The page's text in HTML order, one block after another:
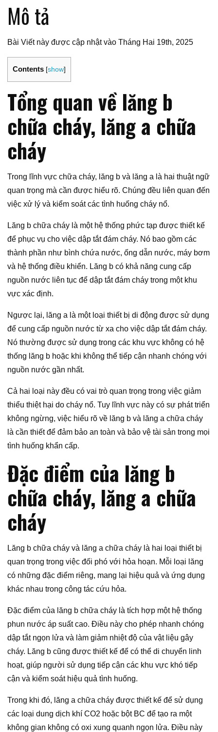
Mô tả
Bài Viết này được cập nhật vào Tháng Hai 19th, 2025
Contents [show]
Tổng quan về lăng b
chữa cháy, lăng a chữa
cháy
Trong lĩnh vực chữa cháy, lăng b và lăng a là hai thuật ngữ
quan trọng mà cần được hiểu rõ. Chúng đều liên quan đến
việc xử lý và kiểm soát các tình huống cháy nổ.
Lăng b chữa cháy là một hệ thống phức tạp được thiết kế
để phục vụ cho việc dập tắt đám cháy. Nó bao gồm các
thành phần như bình chứa nước, ống dẫn nước, máy bơm
và hệ thống điều khiển. Lăng b có khả năng cung cấp
nguồn nước liên tục để dập tắt đám cháy trong một khu
vực xác định.
Ngược lại, lăng a là một loại thiết bị di động được sử dụng
để cung cấp nguồn nước từ xa cho việc dập tắt đám cháy.
Nó thường được sử dụng trong các khu vực không có hệ
thống lăng b hoặc khi không thể tiếp cận nhanh chóng với
nguồn nước gần nhất.
Cả hai loại này đều có vai trò quan trọng trong việc giảm
thiểu thiệt hại do cháy nổ. Tuy lĩnh vực này có sự phát triển
không ngừng, việc hiểu rõ về lăng b và lăng a chữa cháy
là cần thiết để đảm bảo an toàn và bảo vệ tài sản trong mọi
tình huống khẩn cấp.
Đặc điểm của lăng b
chữa cháy, lăng a chữa
cháy
Lăng b chữa cháy và lăng a chữa cháy là hai loại thiết bị
quan trọng trong việc đối phó với hỏa hoạn. Mỗi loại lăng
có những đặc điểm riêng, mang lại hiệu quả và ứng dụng
khác nhau trong công tác cứu hỏa.
Đặc điểm của lăng b chữa cháy là tích hợp một hệ thống
phun nước áp suất cao. Điều này cho phép nhanh chóng
dập tắt ngọn lửa và làm giảm nhiệt độ của vật liệu gây
cháy. Lăng b cũng được thiết kế để có thể di chuyển linh
hoạt, giúp người sử dụng tiếp cận các khu vực khó tiếp
cận và kiểm soát hiệu quả tình huống.
Trong khi đó, lăng a chữa cháy được thiết kế để sử dụng
các loại dung dịch khí CO2 hoặc bột BC để tạo ra một
không gian không có oxi xung quanh ngọn lửa. Điều này